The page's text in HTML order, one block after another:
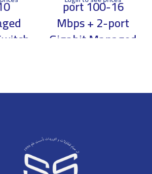
16-port 100
Mbps + 2-port
Gigabit Managed
applied to V2.0 & V3.0
with friendly interface and easy
operation > 250 m long distance
PoE transmission > PoE
watchdog >Plug and play
2.0) >